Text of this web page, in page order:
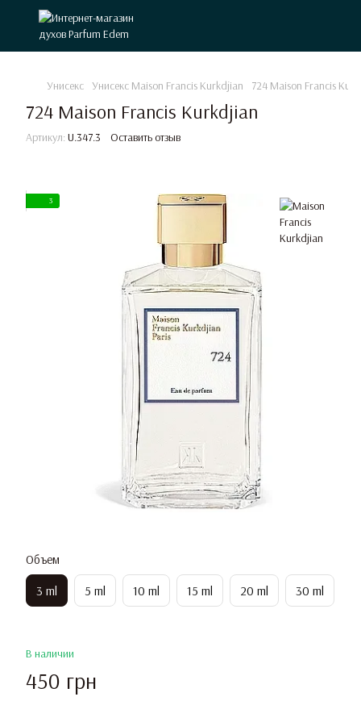
Унисекс Унисекс Maison Francis Kurkdjian 724 Maison Francis
724 Maison Francis Kurkdjian
Артикул: U.347.3 Оставить отзыв
3
Объем
3 ml 5 ml 10 ml 15 ml 20 ml 30 ml
В наличии
450 грн